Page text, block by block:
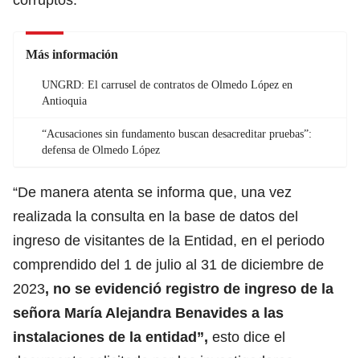
Más información
UNGRD: El carrusel de contratos de Olmedo López en
Antioquia
“Acusaciones sin fundamento buscan desacreditar pruebas”:
defensa de Olmedo López
“De manera atenta se informa que, una vez
realizada la consulta en la base de datos del
ingreso de visitantes de la Entidad, en el periodo
comprendido del 1 de julio al 31 de diciembre de
2023, no se evidenció registro de ingreso de la
señora María Alejandra Benavides a las
instalaciones de la entidad”, esto dice el